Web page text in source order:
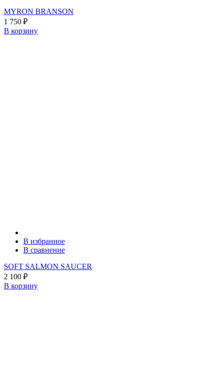
MYRON BRANSON
1 750 ₽
В корзину
В избранное
В сравнение
SOFT SALMON SAUCER
2 100 ₽
В корзину